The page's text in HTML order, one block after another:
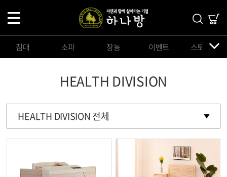
침대 소파 장농 이벤트 스토리지
HEALTH DIVISION
HEALTH DIVISION 전체